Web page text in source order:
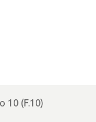
10 (F.10)